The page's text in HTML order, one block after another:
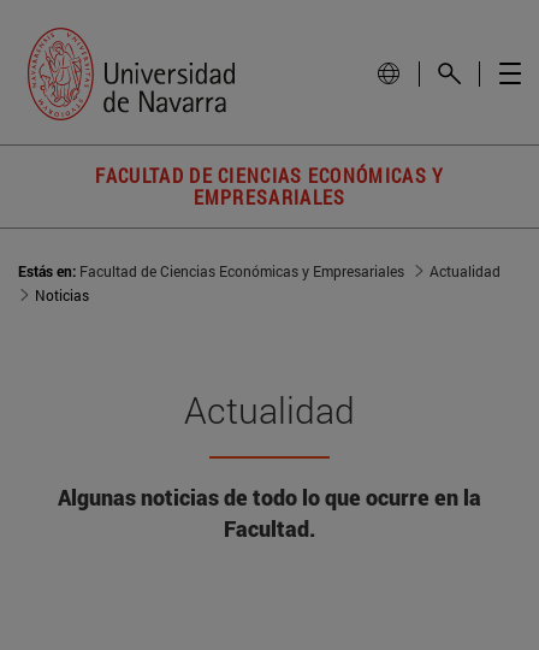
FACULTAD DE CIENCIAS ECONÓMICAS Y
EMPRESARIALES
Estás en: Facultad de Ciencias Económicas y Empresariales
Actualidad
Noticias
Actualidad
Algunas noticias de todo lo que ocurre en la
Facultad.